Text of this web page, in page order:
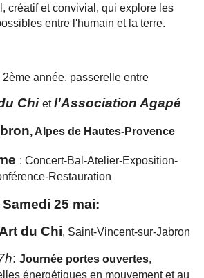
créatif et convivial, qui explore les
entre l'humain et la terre.
2ème année, passerelle entre
Chi etl'Association Agapé
, Alpes de Hautes-Provence
: Concert-Bal-Atelier-Exposition-
Restauration
Samedi 25 mai:
Chi, Saint-Vincent-sur-Jabron
: Journée portes ouvertes,
énergétiques en mouvement et au